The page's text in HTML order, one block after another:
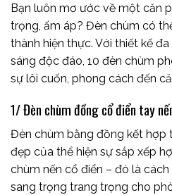
Bạn luôn mơ ước về một căn
trọng, ấm áp? Đèn chùm có
thành hiện thực. Với thiết kế
sáng độc đáo, 10 đèn chùm
sự lôi cuốn, phong cách đến
1/ Đèn chùm đồng cổ điển tay
Đèn chùm bằng đồng kết hợp
đẹp của thể hiện sự sắp xếp
chùm nến cổ điển – đó là
sang trọng trang trọng cho